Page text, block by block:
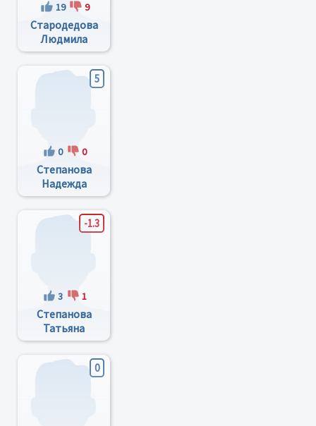
19 9
Стародедова
Людмила
Валентиновна
5
0 0
Степанова
Надежда
Афанасьевна
-1.3
3 1
Степанова
Татьяна
Александровна
0